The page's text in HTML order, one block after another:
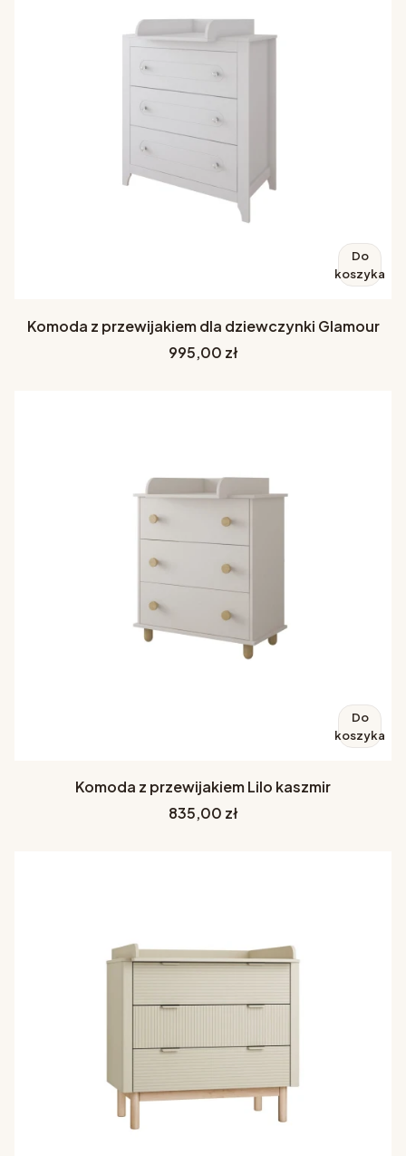
Do
koszyka
Komoda z przewijakiem dla dziewczynki Glamour
Cena
995,00 zł
Do
koszyka
Komoda z przewijakiem Lilo kaszmir
Cena
835,00 zł